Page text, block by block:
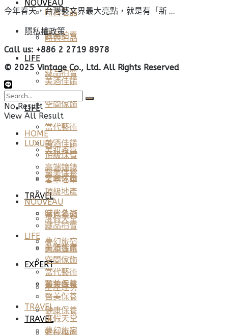
NOUVEAU
時尚名品
藏品拍賣
LIFE
美酒佳餚
空間傢飾
當代藝術
美妝香氛
醫美保養
TRAVEL
時尚名品
藏品拍賣
LIFE
美酒佳餚
空間傢飾
當代藝術
美妝香氛
醫美保養
TRAVEL
度假天堂
夢幻旅宿
EXPERT
星座運勢
健康保養
今年春天，台灣藝文界最大亮點，就是有「新 ...
隱私權政策
Call us: +886 2 2719 8978
© 2025 Vintage Co., Ltd. All Rights Reserved
No Result
View All Result
HOME
LUXURY
頂級珠寶
高端鐘錶
奢華名車
頂級地產
NOUVEAU
時尚名品
藏品拍賣
LIFE
美酒佳餚
空間傢飾
當代藝術
美妝香氛
醫美保養
TRAVEL
度假天堂
夢幻旅宿